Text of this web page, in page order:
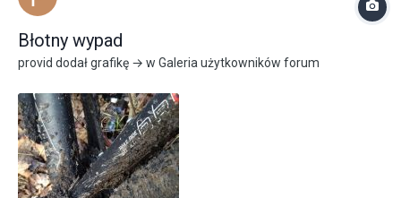
Błotny wypad
provid dodał grafikę → w Galeria użytkowników forum